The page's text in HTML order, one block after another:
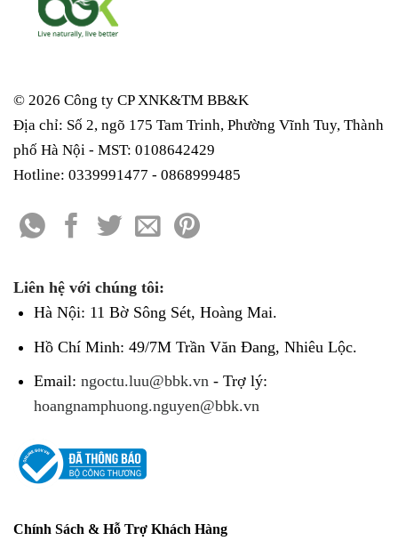
© 2026 Công ty CP XNK&TM BB&K
Địa chỉ: Số 2, ngõ 175 Tam Trinh, Phường Vĩnh Tuy, Thành
phố Hà Nội - MST: 0108642429
Hotline: 0339991477 - 0868999485
Liên hệ với chúng tôi:
Hà Nội: 11 Bờ Sông Sét, Hoàng Mai.
Hồ Chí Minh: 49/7M Trần Văn Đang, Nhiêu Lộc.
Email: ngoctu.luu@bbk.vn- Trợ lý:
hoangnamphuong.nguyen@bbk.vn
Chính Sách & Hỗ Trợ Khách Hàng